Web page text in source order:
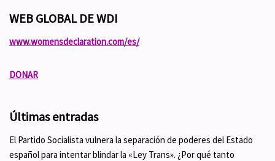
WEB GLOBAL DE WDI
www.womensdeclaration.com/es/
DONAR
Últimas entradas
El Partido Socialista vulnera la separación de poderes del Estado
español para intentar blindar la «Ley Trans». ¿Por qué tanto